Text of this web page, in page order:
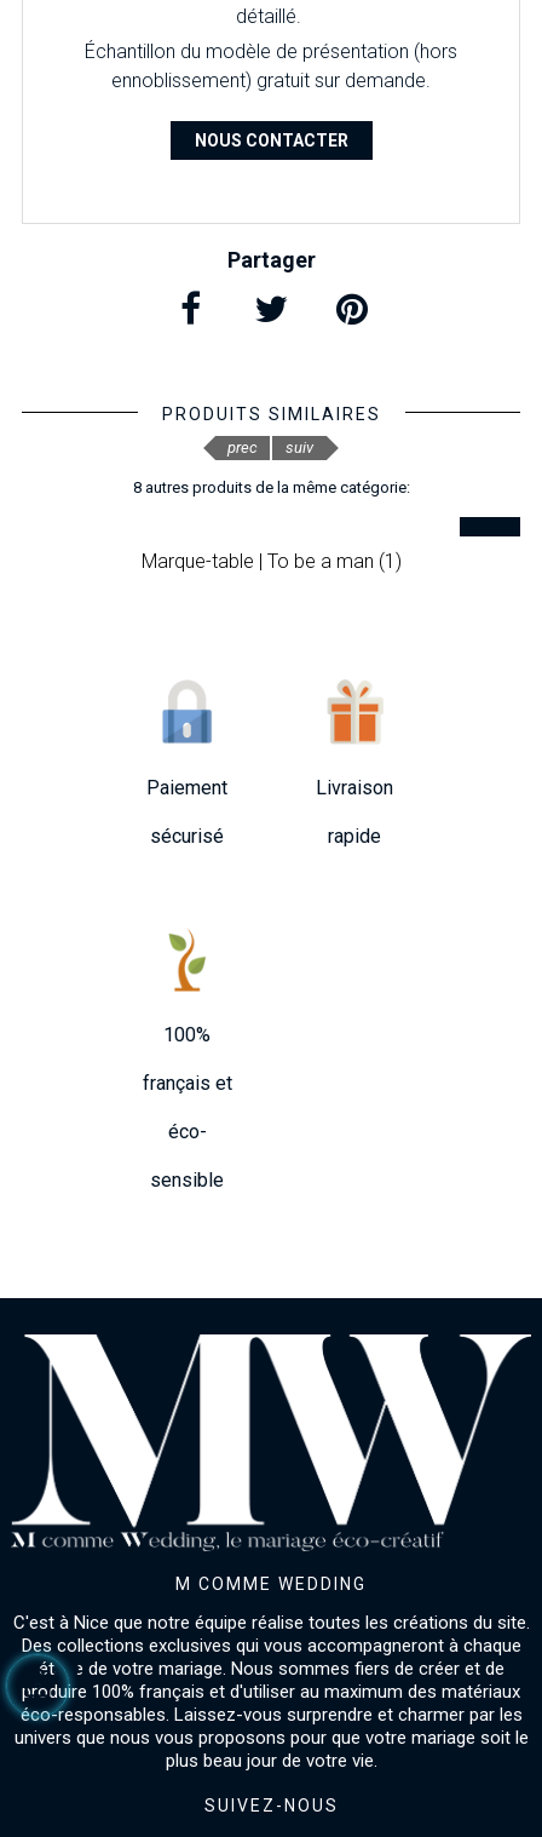
détaillé.
Échantillon du modèle de présentation (hors
ennoblissement) gratuit sur demande.
NOUS CONTACTER
Partager
PRODUITS SIMILAIRES
8 autres produits de la même catégorie:
Marque-table | To be a man (1)
prec suiv
Paiement
sécurisé
Livraison
rapide
100%
français et
éco-
sensible
M COMME WEDDING
C'est à Nice que notre équipe réalise toutes les créations du site.
Des collections exclusives qui vous accompagneront à chaque
étape de votre mariage. Nous sommes fiers de créer et de
produire 100% français et d'utiliser au maximum des matériaux
éco-responsables. Laissez-vous surprendre et charmer par les
univers que nous vous proposons pour que votre mariage soit le
plus beau jour de votre vie.
SUIVEZ-NOUS